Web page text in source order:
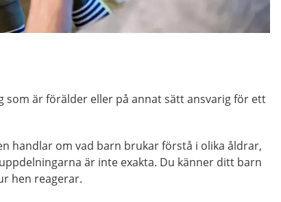
som är förälder eller på annat sätt ansvarig för ett
handlar om vad barn brukar förstå i olika åldrar,
är inte exakta. Du känner ditt barn
hen reagerar.